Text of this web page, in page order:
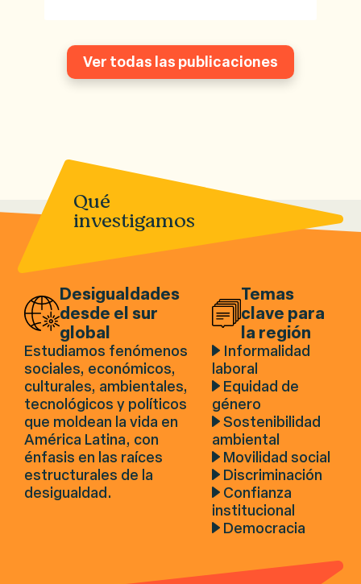
Ver todas las publicaciones
Qué
investigamos
Desigualdades
desde el sur
global
Estudiamos fenómenos
sociales, económicos,
culturales, ambientales,
tecnológicos y políticos
que moldean la vida en
América Latina, con
énfasis en las raíces
estructurales de la
desigualdad.
Temas
clave para
la región
Informalidad
laboral
Equidad de
género
Sostenibilidad
ambiental
Movilidad social
Discriminación
Confianza
institucional
Democracia